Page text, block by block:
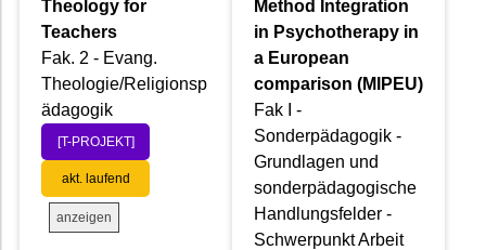
Theology for
Teachers
Fak. 2 - Evang.
Theologie/Religionsp
ädagogik
[T-PROJEKT]
akt. laufend
anzeigen
Method Integration
in Psychotherapy in
a European
comparison (MIPEU)
Fak I -
Sonderpädagogik -
Grundlagen und
sonderpädagogische
Handlungsfelder -
Schwerpunkt Arbeit